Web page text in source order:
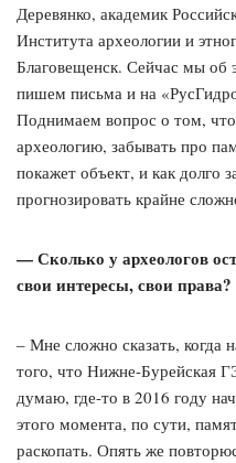
Деревянко, академик
Института археологии и
Благовещенск. Сейчас мы об
пишем письма и на
Поднимаем вопрос о том,
археологию, забывать про
покажет объект, и как долго
прогнозировать крайне
— Сколько у археологов
свои интересы, свои права?
– Мне сложно сказать, когда
того, что Нижне-Бурейская
думаю, где-то в 2016 году
этого момента, по сути,
раскопать. Опять же